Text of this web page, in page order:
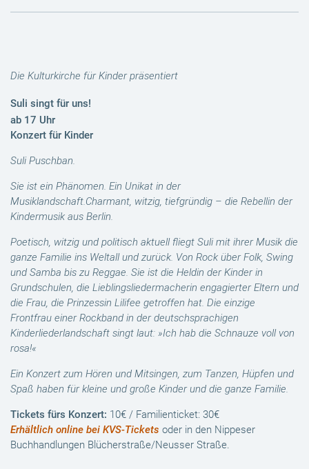
Die Kulturkirche für Kinder präsentiert
Suli singt für uns!
ab 17 Uhr
Konzert für Kinder
Suli Puschban.
Sie ist ein Phänomen. Ein Unikat in der
Musiklandschaft.Charmant, witzig, tiefgründig – die Rebellin der
Kindermusik aus Berlin.
Poetisch, witzig und politisch aktuell fliegt Suli mit ihrer Musik die
ganze Familie ins Weltall und zurück. Von Rock über Folk, Swing
und Samba bis zu Reggae. Sie ist die Heldin der Kinder in
Grundschulen, die Lieblingsliedermacherin engagierter Eltern und
die Frau, die Prinzessin Lilifee getroffen hat. Die einzige
Frontfrau einer Rockband in der deutschsprachigen
Kinderliederlandschaft singt laut: »Ich hab die Schnauze voll von
rosa!«
Ein Konzert zum Hören und Mitsingen, zum Tanzen, Hüpfen und
Spaß haben für kleine und große Kinder und die ganze Familie.
Tickets fürs Konzert: 10€ / Familienticket: 30€
Erhältlich online bei KVS-Tickets oder in den Nippeser
Buchhandlungen Blücherstraße/Neusser Straße.